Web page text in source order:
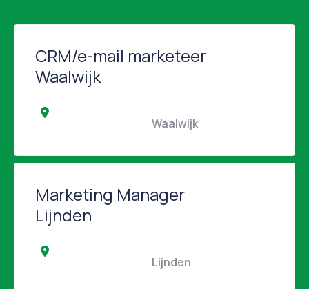
CRM/e-mail marketeer
Waalwijk
                                                Waalwijk
Marketing Manager
Lijnden